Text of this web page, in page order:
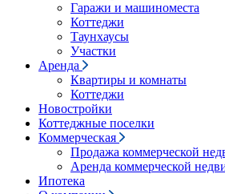
Гаражи и машиноместа
Коттеджи
Таунхаусы
Участки
Аренда
Квартиры и комнаты
Коттеджи
Новостройки
Коттеджные поселки
Коммерческая
Продажа коммерческой
Аренда коммерческой
Ипотека